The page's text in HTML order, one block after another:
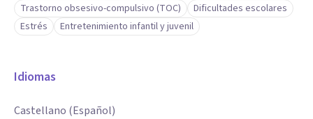
Trastorno obsesivo-compulsivo (TOC)
Dificultades escolares
Estrés
Entretenimiento infantil y juvenil
Idiomas
Castellano (Español)